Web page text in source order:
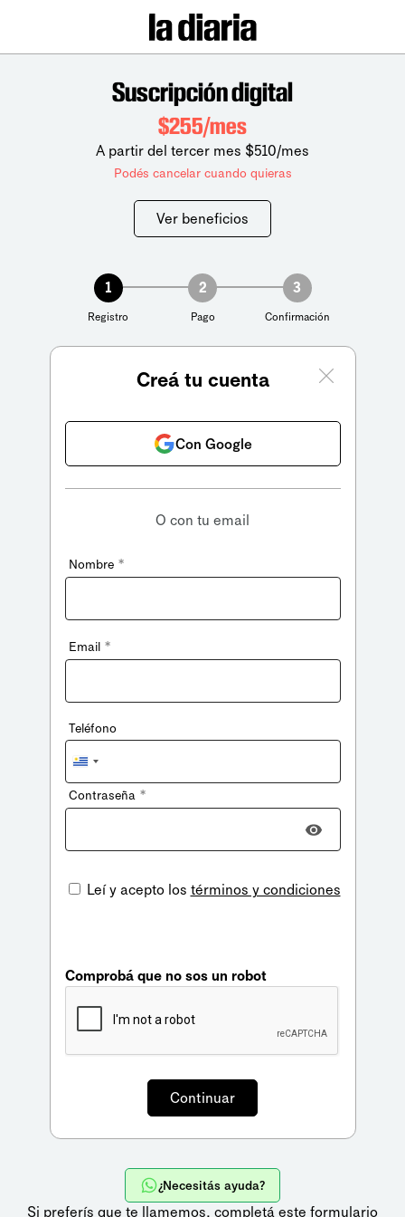
Suscripción digital
$255/mes
A partir del tercer mes $510/mes
Podés cancelar cuando quieras
Ver beneficios
1
Registro
2
Pago
3
Confirmación
Creá tu cuenta
Con Google
O con tu email
Nombre *
Email *
Teléfono
Uruguay
+598
Contraseña *
Leí y acepto los términos y condiciones
Comprobá que no sos un robot
¿Necesitás ayuda?
Si preferís que te llamemos, completá este formulario